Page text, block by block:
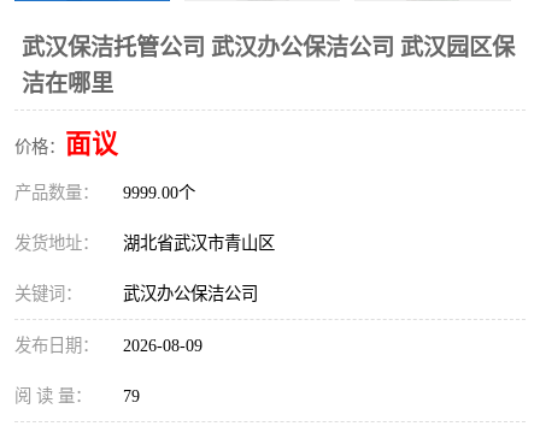
武汉保洁托管公司 武汉办公保洁公司 武汉园区保
洁在哪里
价格： 面议
产品数量： 9999.00个
发货地址： 湖北省武汉市青山区
关键词： 武汉办公保洁公司
发布日期： 2026-08-09
阅 读 量： 79